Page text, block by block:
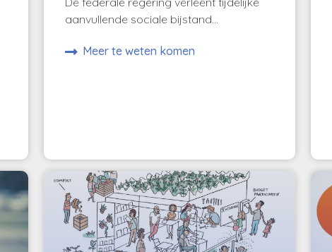
aanvullende sociale bijstand...
Meer te weten komen